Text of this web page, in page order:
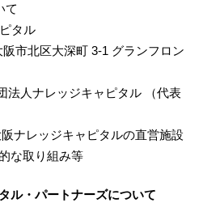
て
タル
阪市北区大深町 3-1 グランフロン
法人ナレッジキャピタル （代表
ナレッジキャピタルの直営施設
な取り組み等
ル・パートナーズについて